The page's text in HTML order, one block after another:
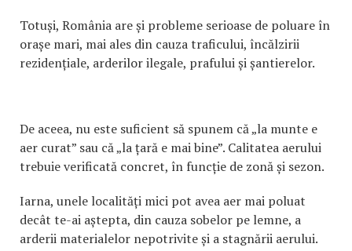
Totuși, România are și probleme serioase de poluare în
orașe mari, mai ales din cauza traficului, încălzirii
rezidențiale, arderilor ilegale, prafului și șantierelor.
De aceea, nu este suficient să spunem că „la munte e
aer curat” sau că „la țară e mai bine”. Calitatea aerului
trebuie verificată concret, în funcție de zonă și sezon.
Iarna, unele localități mici pot avea aer mai poluat
decât te-ai aștepta, din cauza sobelor pe lemne, a
arderii materialelor nepotrivite și a stagnării aerului.